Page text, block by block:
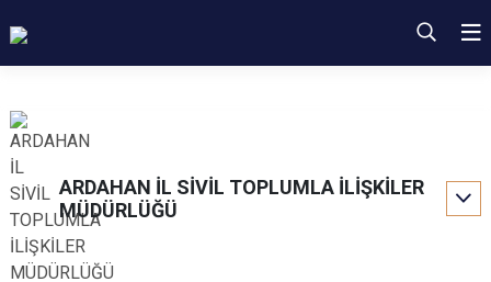
ARDAHAN İL SİVİL TOPLUMLA İLİŞKİLER
MÜDÜRLÜĞÜ